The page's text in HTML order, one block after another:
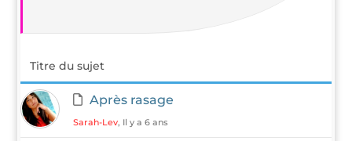
Titre du sujet
Après rasage
Sarah-Lev, Il y a 6 ans